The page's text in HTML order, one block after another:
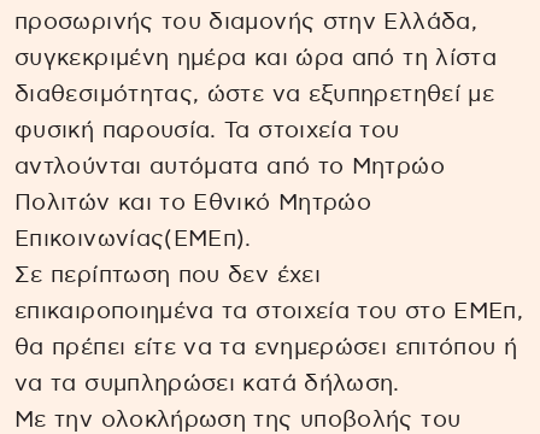
προσωρινής του διαμονής στην Ελλάδα,
συγκεκριμένη ημέρα και ώρα από τη λίστα
διαθεσιμότητας, ώστε να εξυπηρετηθεί με
φυσική παρουσία. Τα στοιχεία του
αντλούνται αυτόματα από το Μητρώο
Πολιτών και το Εθνικό Μητρώο
Επικοινωνίας(ΕΜΕπ).
Σε περίπτωση που δεν έχει
επικαιροποιημένα τα στοιχεία του στο ΕΜΕπ,
θα πρέπει είτε να τα ενημερώσει επιτόπου ή
να τα συμπληρώσει κατά δήλωση.
Με την ολοκλήρωση της υποβολής του